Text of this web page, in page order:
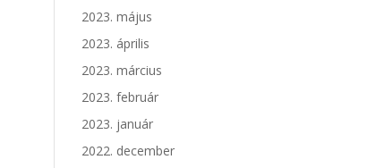
2023. május
2023. április
2023. március
2023. február
2023. január
2022. december